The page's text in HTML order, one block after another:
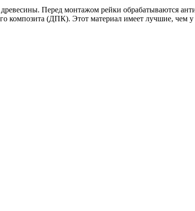
Перед монтажом рейки обрабатываются
композита (ДПК). Этот материал имеет лучшие, чем